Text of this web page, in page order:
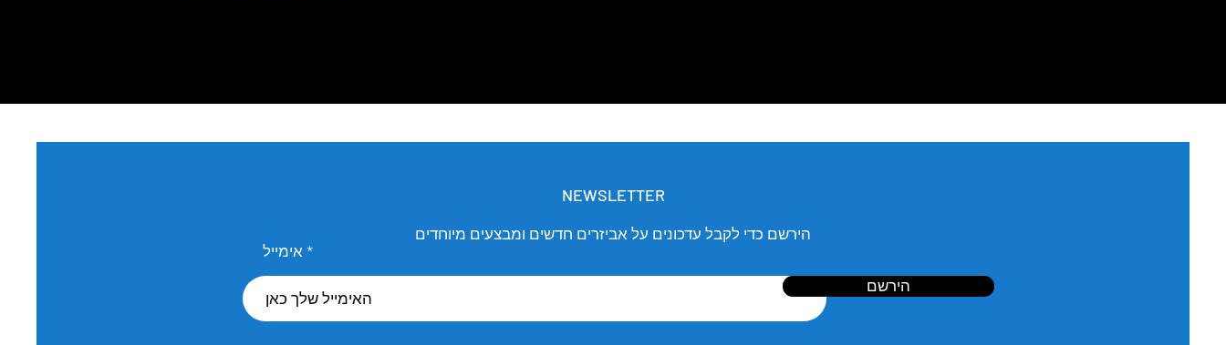
NEWSLETTER
הירשם כדי לקבל עדכונים על אביזרים חדשים ומבצעים מיוחדים
אימייל
הירשם